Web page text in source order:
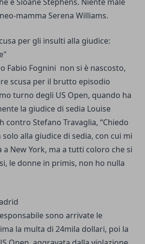
mamma Serena Williams.
per gli insulti alla giudice:
Fabio Fognini non si è nascosto,
scusa per il brutto episodio
turno degli US Open, quando ha
la giudice di sedia Louise
contro Stefano Travaglia, “Chiedo
alla giudice di sedia, con cui mi
a New York, ma a tutti coloro che si
le donne in primis, non ho nulla
sono arrivate le
la multa di 24mila dollari, poi la